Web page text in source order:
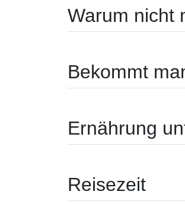
Warum nicht
Bekommt
Ernährung
Reisezeit